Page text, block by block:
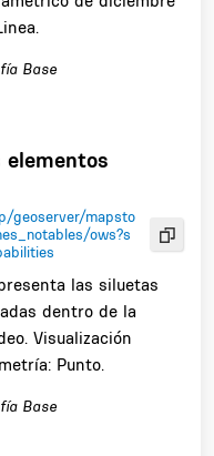
Base
geoserver/mapsto
ows?s
las siluetas
dentro de la
Visualización
Punto.
Base